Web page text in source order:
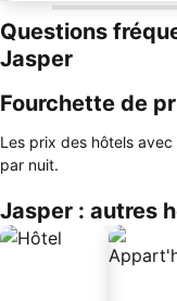
Questions
Jasper
Fourchette de
Les prix des hôtels
par nuit.
Jasper : autres